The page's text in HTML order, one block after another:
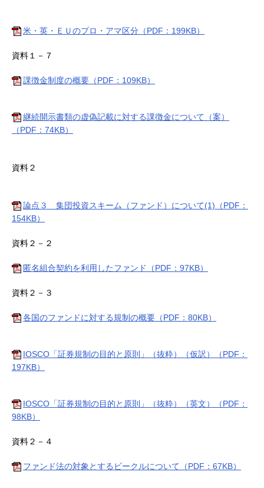
米・英・ＥＵのプロ・アマ区分（PDF：199KB）
資料１－７
課徴金制度の概要（PDF：109KB）
継続開示書類の虚偽記載に対する課徴金について（案）
（PDF：74KB）
資料２
論点３ 集団投資スキーム（ファンド）について(1)（PDF：
154KB）
資料２－２
匿名組合契約を利用したファンド（PDF：97KB）
資料２－３
各国のファンドに対する規制の概要（PDF：80KB）
IOSCO「証券規制の目的と原則」（抜粋）（仮訳）（PDF：
197KB）
IOSCO「証券規制の目的と原則」（抜粋）（英文）（PDF：
98KB）
資料２－４
ファンド法の対象とするビークルについて（PDF：67KB）